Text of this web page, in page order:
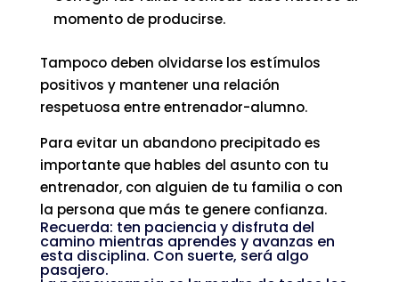
momento de producirse.
Tampoco deben olvidarse los estímulos
positivos y mantener una relación
respetuosa entre entrenador-alumno.
Para evitar un abandono precipitado es
importante que hables del asunto con tu
entrenador, con alguien de tu familia o con
la persona que más te genere confianza.
Recuerda: ten paciencia y disfruta del
camino mientras aprendes y avanzas en
esta disciplina. Con suerte, será algo
pasajero.